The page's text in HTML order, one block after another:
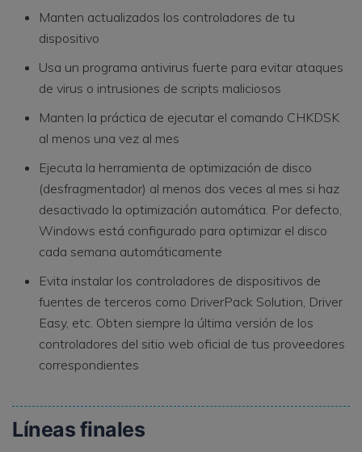
Manten actualizados los controladores de tu
dispositivo
Usa un programa antivirus fuerte para evitar ataques
de virus o intrusiones de scripts maliciosos
Manten la práctica de ejecutar el comando CHKDSK
al menos una vez al mes
Ejecuta la herramienta de optimización de disco
(desfragmentador) al menos dos veces al mes si haz
desactivado la optimización automática. Por defecto,
Windows está configurado para optimizar el disco
cada semana automáticamente
Evita instalar los controladores de dispositivos de
fuentes de terceros como DriverPack Solution, Driver
Easy, etc. Obten siempre la última versión de los
controladores del sitio web oficial de tus proveedores
correspondientes
Líneas finales